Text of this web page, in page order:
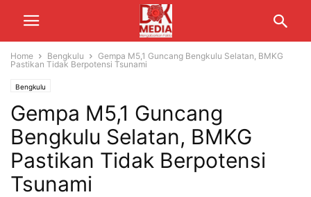
Home Bengkulu
Gempa M5,1 Guncang Bengkulu Selatan, BMKG
Pastikan Tidak Berpotensi Tsunami
Bengkulu
Gempa M5,1 Guncang
Bengkulu Selatan, BMKG
Pastikan Tidak Berpotensi
Tsunami